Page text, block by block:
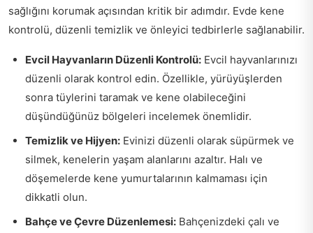
sağlığını korumak açısından kritik bir adımdır. Evde kene
kontrolü, düzenli temizlik ve önleyici tedbirlerle sağlanabilir.
Evcil Hayvanların Düzenli Kontrolü: Evcil hayvanlarınızı
düzenli olarak kontrol edin. Özellikle, yürüyüşlerden
sonra tüylerini taramak ve kene olabileceğini
düşündüğünüz bölgeleri incelemek önemlidir.
Temizlik ve Hijyen: Evinizi düzenli olarak süpürmek ve
silmek, kenelerin yaşam alanlarını azaltır. Halı ve
döşemelerde kene yumurtalarının kalmaması için
dikkatli olun.
Bahçe ve Çevre Düzenlemesi: Bahçenizdeki çalı ve